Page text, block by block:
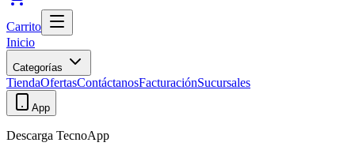
Carrito
Inicio
Categorías
TiendaOfertasContáctanosFacturaciónSucursales
App
Descarga TecnoApp